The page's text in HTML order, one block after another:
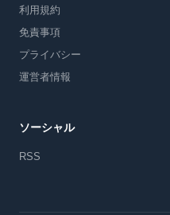
利用規約
免責事項
プライバシー
運営者情報
ソーシャル
RSS